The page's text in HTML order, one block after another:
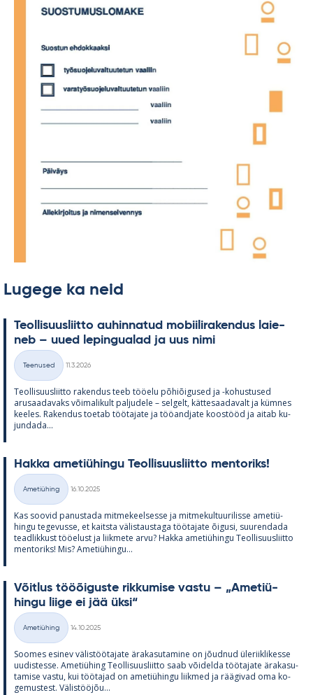
Lugege ka neid
Teol­li­suus­liitto au­hin­na­tud mo­bii­li­ra­ken­dus lai­e­
neb – uued le­pin­gua­lad ja uus nimi
Kategooriad
Teenused
11.3.2026
Teol­li­suus­liitto ra­ken­dus teeb töö­elu põ­hiõi­gused ja -ko­hus­tused
arusaa­da­vaks või­ma­li­kult pal­ju­dele – sel­gelt, kät­te­saa­da­valt ja küm­nes
kee­les. Ra­ken­dus toe­tab töö­ta­jate ja töö­and­jate koos­tööd ja ai­tab ku­
jun­dada...
Hakka ame­tiü­hingu Teol­li­suus­liitto men­to­riks!
Kategooriad
Ametiühing
16.10.2025
Kas soo­vid pa­nus­tada mit­me­keel­sesse ja mit­me­kul­tuu­ri­lisse ame­tiü­
hingu te­ge­vusse, et kaitsta vä­lis­taus­taga töö­ta­jate õi­gusi, suu­ren­dada
tead­lik­kust töö­elust ja liik­mete arvu? Hakka ame­tiü­hingu Teol­li­suus­liitto
men­to­riks! Mis? Ame­tiü­hingu...
Võit­lus tööõi­guste rik­ku­mise vastu – „Ame­tiü­
hingu liige ei jää üksi“
Kategooriad
Ametiühing
14.10.2025
Soo­mes esi­nev vä­lis­töö­ta­jate ära­ka­su­ta­mine on jõud­nud üle­riikli­kesse
uu­dis­tesse. Ame­tiü­hing Teol­li­suus­liitto saab või­delda töö­ta­jate ära­ka­su­
ta­mise vastu, kui töö­ta­jad on ame­tiü­hingu liik­med ja rää­gi­vad oma ko­
ge­mus­test. Vä­lis­tööjõu...